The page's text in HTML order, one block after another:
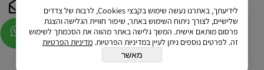
לידיעתך, באתרנו נעשה שימוש בקבצי Cookies, לרבות של צדדים
שלישיים, לצורך ניתוח השימוש באתר, שיפור חוויית הגלישה והצגת
פרסום מותאם אישית. המשך גלישה באתר מהווה את הסכמתך לשימוש
זה. לפרטים נוספים ניתן לעיין במדיניות הפרטיות. מדיניות הפרטיות
מאשר